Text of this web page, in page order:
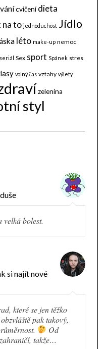
cvičení dieta
na to jednoduchost Jídlo
léto make-up nemoc
seriál Sex sport Spánek stres
volný čas vztahy výlety
zelenina
styl
velká bolest.
si najít nové
které se jen těžko
pak takový,
Od
takže…